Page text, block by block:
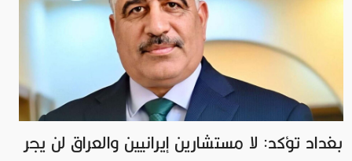
بغداد تؤكد: لا مستشارين إيرانيين والعراق لن يجر